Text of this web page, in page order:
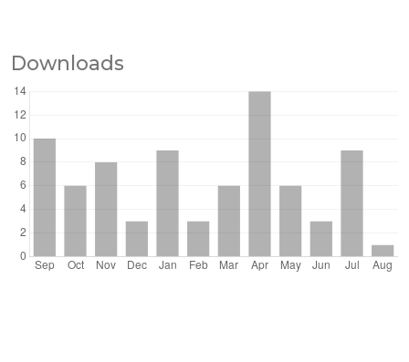
Downloads